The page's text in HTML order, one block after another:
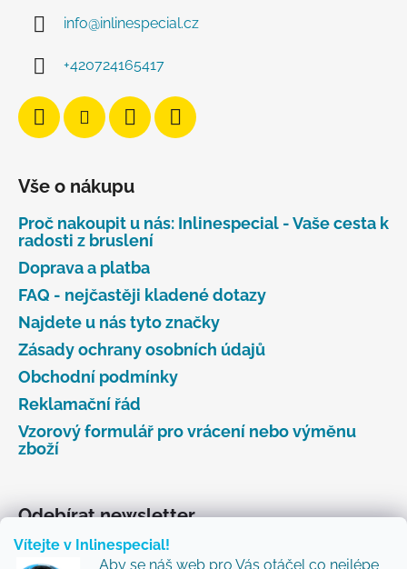
Vítejte v Inlinespecial!
Aby se náš web pro Vás otáčel co nejlépe
info@inlinespecial.cz
+420724165417
Vše o nákupu
Proč nakoupit u nás: Inlinespecial - Vaše cesta k
radosti z bruslení
Doprava a platba
FAQ - nejčastěji kladené dotazy
Najdete u nás tyto značky
Zásady ochrany osobních údajů
Obchodní podmínky
Reklamační řád
Vzorový formulář pro vrácení nebo výměnu
zboží
Odebírat newsletter
Vložte svůj e-mail a my vám budeme zasílat informace